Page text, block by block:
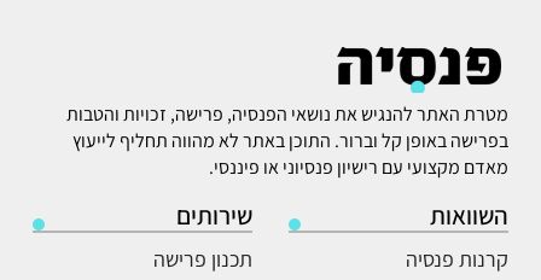
מטרת האתר להנגיש את נושאי הפנסיה, פרישה, זכויות והטבות
בפרישה באופן קל וברור. התוכן באתר לא מהווה תחליף לייעוץ
מאדם מקצועי עם רישיון פנסיוני או פיננסי.
השוואות
קרנות פנסיה
שירותים
תכנון פרישה